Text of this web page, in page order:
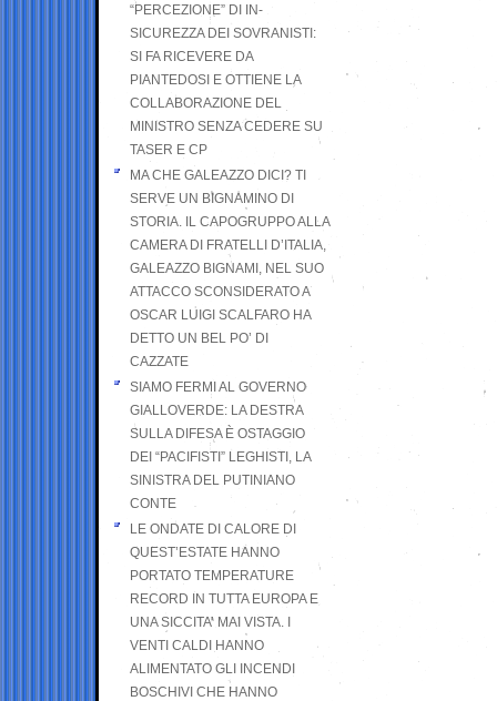
“PERCEZIONE” DI IN-
SICUREZZA DEI SOVRANISTI:
SI FA RICEVERE DA
PIANTEDOSI E OTTIENE LA
COLLABORAZIONE DEL
MINISTRO SENZA CEDERE SU
TASER E CP
MA CHE GALEAZZO DICI? TI
SERVE UN BIGNAMINO DI
STORIA. IL CAPOGRUPPO ALLA
CAMERA DI FRATELLI D’ITALIA,
GALEAZZO BIGNAMI, NEL SUO
ATTACCO SCONSIDERATO A
OSCAR LUIGI SCALFARO HA
DETTO UN BEL PO’ DI
CAZZATE
SIAMO FERMI AL GOVERNO
GIALLOVERDE: LA DESTRA
SULLA DIFESA È OSTAGGIO
DEI “PACIFISTI” LEGHISTI, LA
SINISTRA DEL PUTINIANO
CONTE
LE ONDATE DI CALORE DI
QUEST’ESTATE HANNO
PORTATO TEMPERATURE
RECORD IN TUTTA EUROPA E
UNA SICCITA’ MAI VISTA. I
VENTI CALDI HANNO
ALIMENTATO GLI INCENDI
BOSCHIVI CHE HANNO